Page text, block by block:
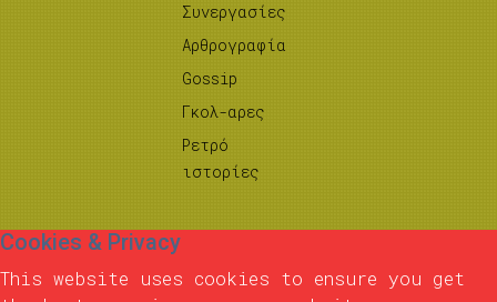
Συνεργασίες
Αρθρογραφία
Gossip
Γκολ-αρες
Ρετρό
ιστορίες
Cookies & Privacy
This website uses cookies to ensure you get